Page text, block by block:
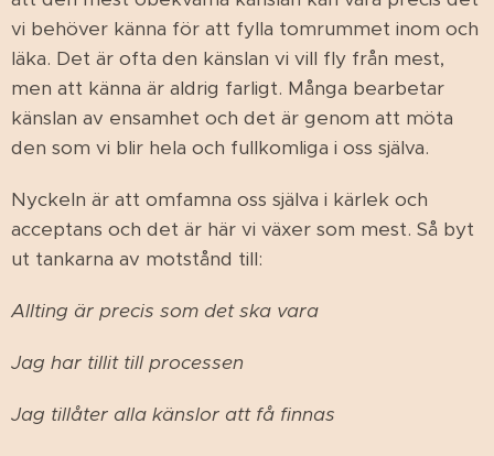
vi behöver känna för att fylla tomrummet inom och
läka. Det är ofta den känslan vi vill fly från mest,
men att känna är aldrig farligt. Många bearbetar
känslan av ensamhet och det är genom att möta
den som vi blir hela och fullkomliga i oss själva.
Nyckeln är att omfamna oss själva i kärlek och
acceptans och det är här vi växer som mest. Så byt
ut tankarna av motstånd till:
Allting är precis som det ska vara
Jag har tillit till processen
Jag tillåter alla känslor att få finnas